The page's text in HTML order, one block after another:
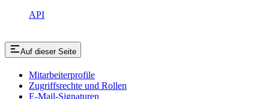
API
Auf dieser Seite
Mitarbeiterprofile
Zugriffsrechte und Rollen
E-Mail-Signaturen